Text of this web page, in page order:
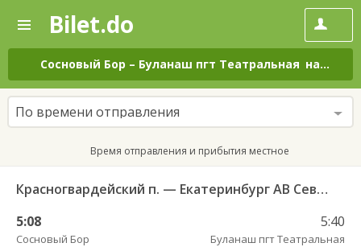
—
Поиск
и
покупка
билетов
на
автобус
онлайн
Bilet.do
Сосновый Бор – Буланаш пгт Театральная на все дни
По времени отправления
Время отправления и прибытия местное
Красногвардейский п. — Екатеринбург АВ Северный 997
5:08
Сосновый Бор
5:40
Буланаш пгт Театральная